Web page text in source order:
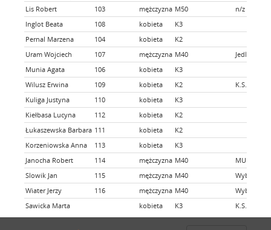
Lis Robert
103 mężczyzna M50
n/z
Inglot Beata
108 kobieta
K3
Pernal Marzena
104 kobieta
K2
Uram Wojciech
107 mężczyzna M40
Jedlickie
Munia Agata
106 kobieta
K3
Wilusz Erwina
109 kobieta K2
K.S.
Kuliga Justyna
110 kobieta
K3
Kiełbasa Lucyna
112 kobieta
K2
Łukaszewska Barbara 111 kobieta
K2
Korzeniowska Anna
113 kobieta
K3
Janocha Robert
114 mężczyzna M40
MUKS
Slowik Jan
115 mężczyzna M40
Wiater Jerzy
116 mężczyzna M40
Sawicka Marta
kobieta K3 K.S.